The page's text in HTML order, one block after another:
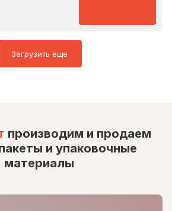
Загрузить еще
производим и продаем
и упаковочные
материалы